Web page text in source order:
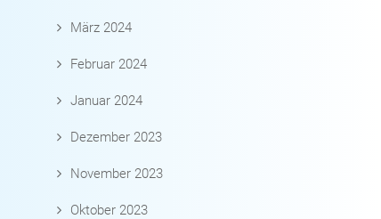
März 2024
Februar 2024
Januar 2024
Dezember 2023
November 2023
Oktober 2023